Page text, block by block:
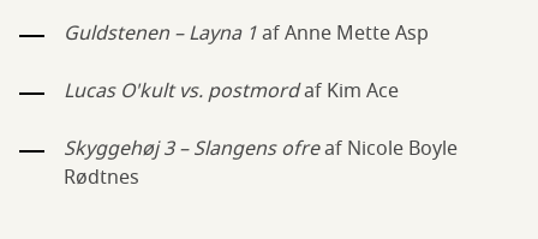
Guldstenen – Layna 1af Anne Mette Asp
Lucas O'kult vs. postmordaf Kim Ace
Skyggehøj 3 – Slangens ofreaf Nicole Boyle
Rødtnes